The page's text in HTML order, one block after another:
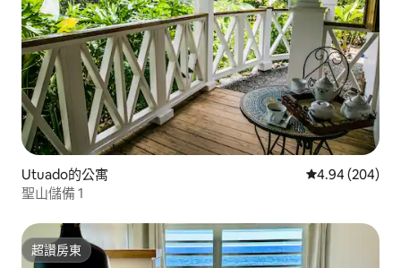
Utuado的公寓 從 204 則評價
4.94 (204)
聖山儲備 1
超讚房東
超讚房東